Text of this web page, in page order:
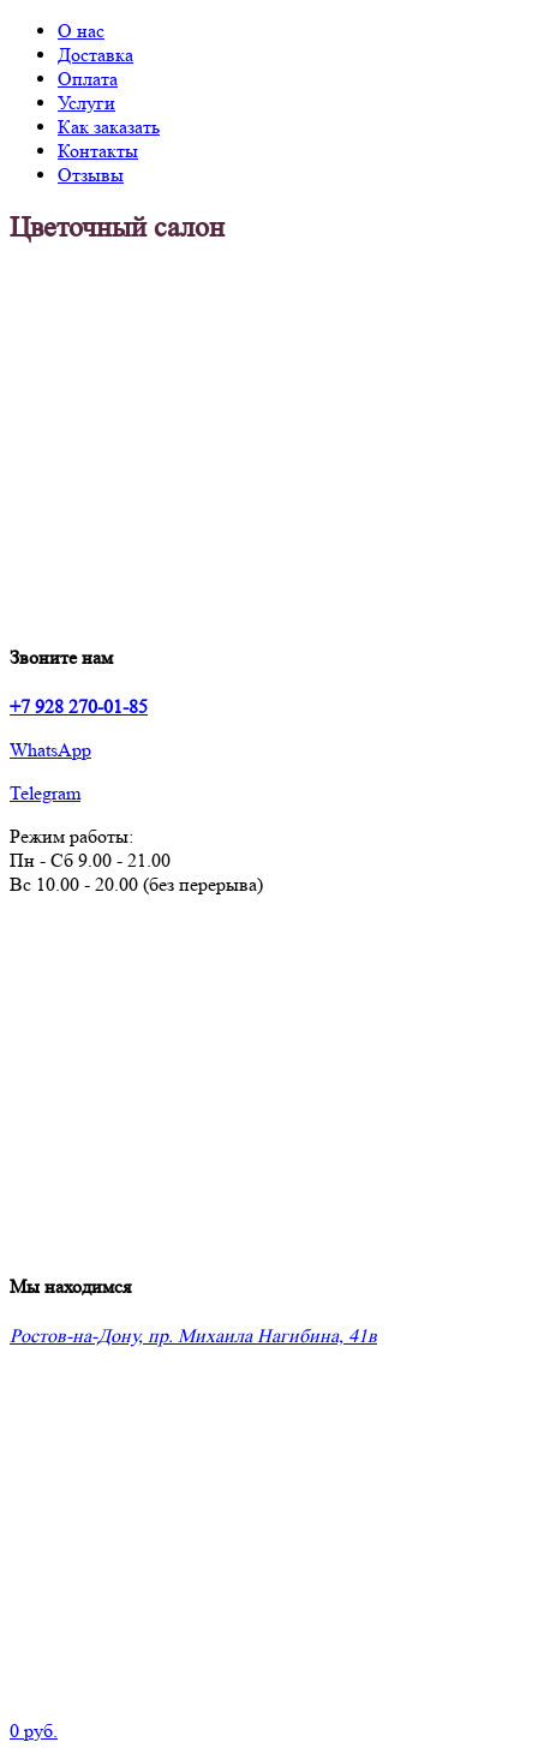
О нас
Доставка
Оплата
Услуги
Как заказать
Контакты
Отзывы
Цветочный салон
Звоните нам
+7 928 270-01-85
WhatsApp
Telegram
Режим работы:
Пн - Сб 9.00 - 21.00
Вс 10.00 - 20.00 (без перерыва)
Мы находимся
Ростов-на-Дону, пр. Михаила Нагибина, 41в
0 руб.